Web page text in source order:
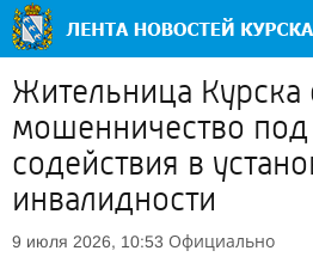
Жительница Курска
мошенничество
содействия в
инвалидности
9 июля 2026, 10:53 Официально